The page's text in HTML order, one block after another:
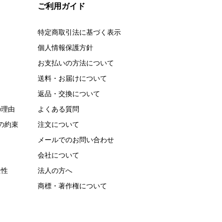
由
約束
ご利用ガイド
特定商取引法に基づく表示
個人情報保護方針
お支払いの方法について
送料・お届けについて
返品・交換について
よくある質問
注文について
メールでのお問い合わせ
会社について
法人の方へ
商標・著作権について